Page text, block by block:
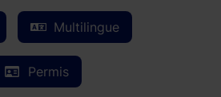
Multilingue
Permis